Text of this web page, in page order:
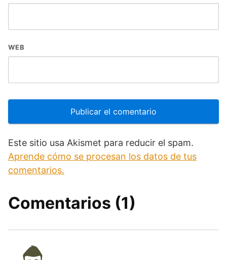
WEB
Este sitio usa Akismet para reducir el spam.
Aprende cómo se procesan los datos de tus
comentarios.
Comentarios (1)